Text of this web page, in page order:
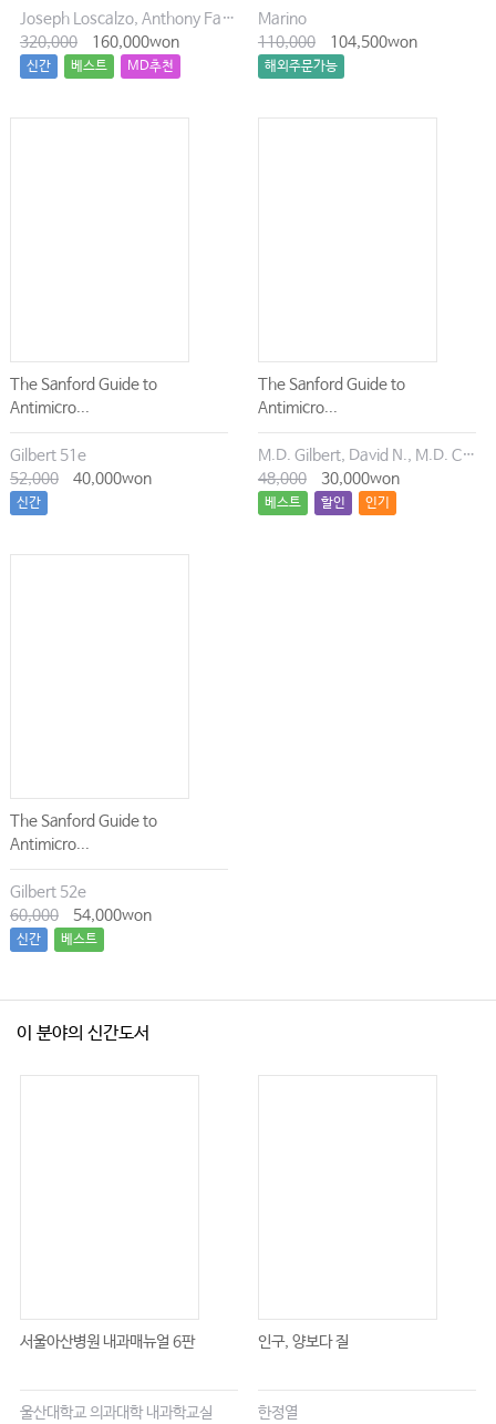
Joseph Loscalzo, Anthony Fauci, Dennis Kasper, Stephen Hauser, Dan Longo, J. Larry Jameson
320,000
160,000won
신간 베스트 MD추천
Marino
110,000
104,500won
해외주문가능
The Sanford Guide to
Antimicro...
Gilbert 51e
52,000
40,000won
신간
The Sanford Guide to
Antimicro...
M.D. Gilbert, David N., M.D. Chambers, Henry F., M.D. Eliopoulos, George M., M.D. Saag, Michael S., M.D. Pavia, Andrew T.
48,000
30,000won
베스트 할인 인기
The Sanford Guide to
Antimicro...
Gilbert 52e
60,000
54,000won
신간 베스트
이 분야의 신간도서
서울아산병원 내과매뉴얼 6판
울산대학교 의과대학 내과학교실
인구, 양보다 질
한정열